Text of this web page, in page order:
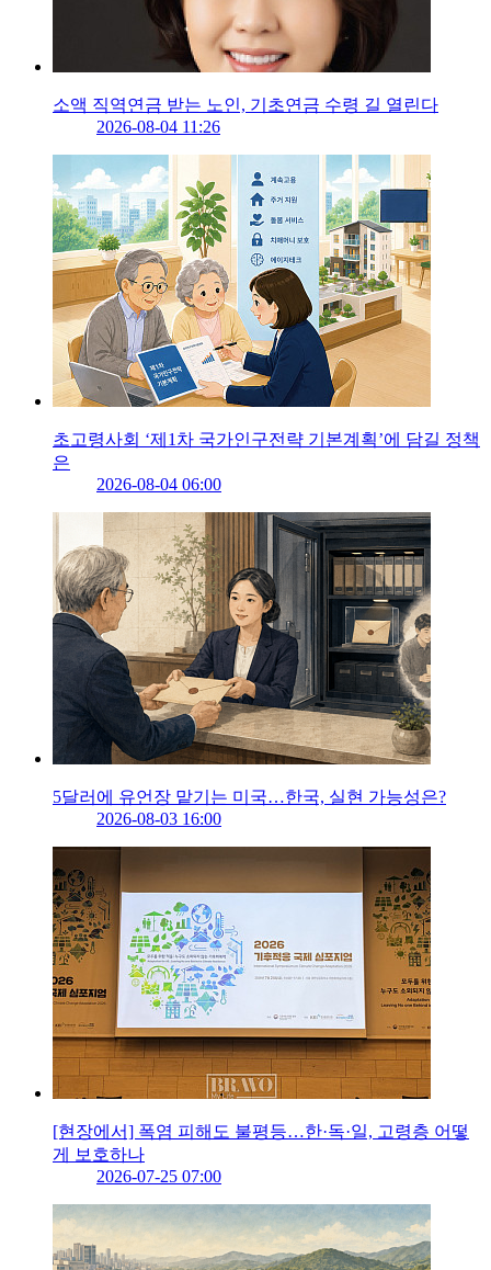
소액 직역연금 받는 노인, 기초연금 수령 길 열린다
2026-08-04 11:26
초고령사회 ‘제1차 국가인구전략 기본계획’에 담길 정책
은
2026-08-04 06:00
5달러에 유언장 맡기는 미국…한국, 실현 가능성은?
2026-08-03 16:00
[현장에서] 폭염 피해도 불평등…한·독·일, 고령층 어떻
게 보호하나
2026-07-25 07:00